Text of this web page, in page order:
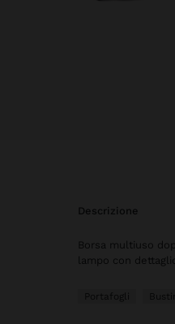
descrizione
Borsa multiuso
lampo con
Portafogli